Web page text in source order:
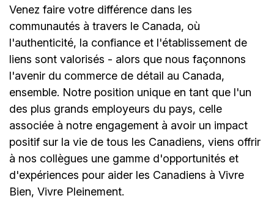
Venez faire votre différence dans les
communautés à travers le Canada, où
l'authenticité, la confiance et l'établissement de
liens sont valorisés - alors que nous façonnons
l'avenir du commerce de détail au Canada,
ensemble. Notre position unique en tant que l'un
des plus grands employeurs du pays, celle
associée à notre engagement à avoir un impact
positif sur la vie de tous les Canadiens, viens offrir
à nos collègues une gamme d'opportunités et
d'expériences pour aider les Canadiens à Vivre
Bien, Vivre Pleinement.